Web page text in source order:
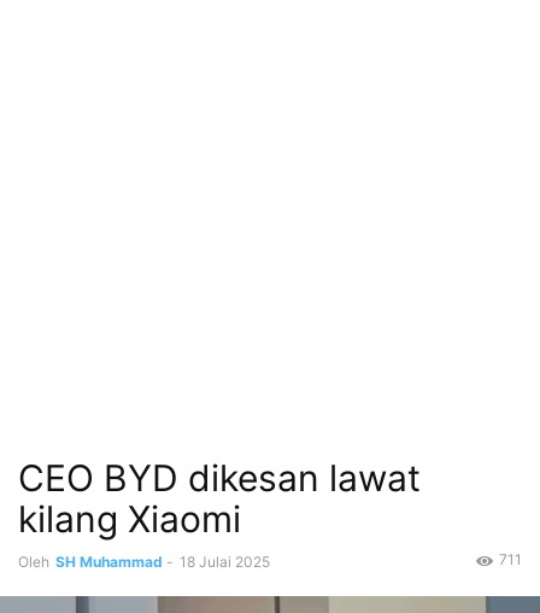
CEO BYD dikesan lawat
kilang Xiaomi
Oleh SH Muhammad - 18 Julai 2025 711